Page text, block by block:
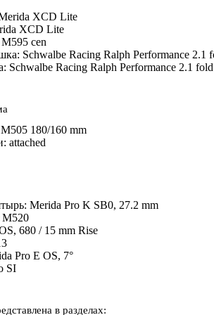
XCD Lite
XCD Lite
cen
Schwalbe Racing Ralph Performance 2.1
Schwalbe Racing Ralph Performance 2.1 fold
180/160 mm
attached
Merida Pro K SB0, 27.2 mm
M520
680 / 15 mm Rise
Pro E OS, 7°
SI
в разделах: